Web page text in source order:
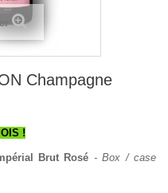
Champagne
!
Brut Rosé - Box / case